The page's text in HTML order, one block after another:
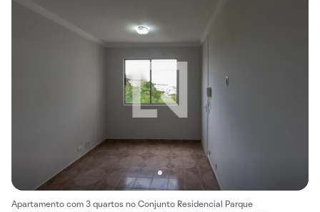
Apartamento com 3 quartos no Conjunto Residencial Parque